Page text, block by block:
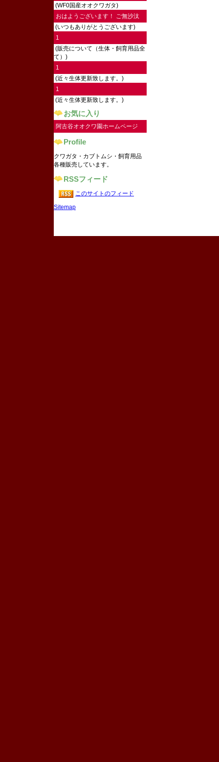
ていただけ...
(WF0国産オオクワガタ)
おはようございます！ ご無沙汰
してます。...
(いつもありがとうございます)
1
(販売について（生体・飼育用品全
て）)
1
(近々生体更新致します。)
1
(近々生体更新致します。)
お気に入り
阿古谷オオクワ園ホームページ
Profile
クワガタ・カブトムシ・飼育用品
各種販売しています。
RSSフィード
このサイトのフィード
Sitemap